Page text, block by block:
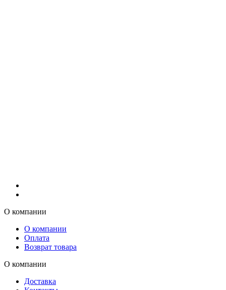
О компании
О компании
Оплата
Возврат товара
О компании
Доставка